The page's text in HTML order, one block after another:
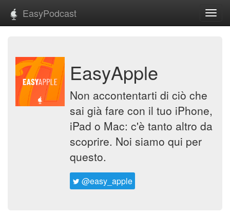
EasyPodcast
EasyApple
Non accontentarti di ciò che
sai già fare con il tuo iPhone,
iPad o Mac: c'è tanto altro da
scoprire. Noi siamo qui per
questo.
@easy_apple